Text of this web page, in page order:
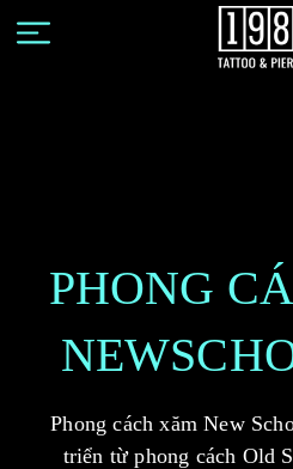
PHONG
Phong cách xăm New
triển từ phong cách Old